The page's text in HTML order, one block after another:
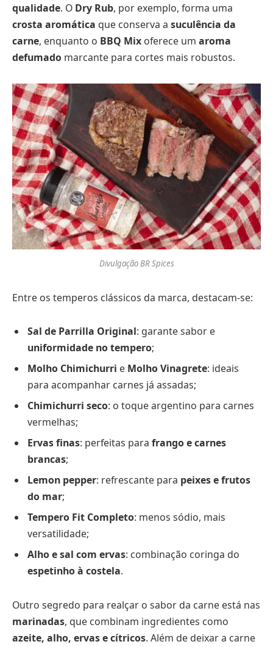
qualidade. O Dry Rub, por exemplo, forma uma
crosta aromática que conserva a suculência da
carne, enquanto o BBQ Mix oferece um aroma
defumado marcante para cortes mais robustos.
Divulgação BR Spices
Entre os temperos clássicos da marca, destacam-se:
Sal de Parrilla Original: garante sabor e
uniformidade no tempero;
Molho Chimichurri e Molho Vinagrete: ideais
para acompanhar carnes já assadas;
Chimichurri seco: o toque argentino para carnes
vermelhas;
Ervas finas: perfeitas para frango e carnes
brancas;
Lemon pepper: refrescante para peixes e frutos
do mar;
Tempero Fit Completo: menos sódio, mais
versatilidade;
Alho e sal com ervas: combinação coringa do
espetinho à costela.
Outro segredo para realçar o sabor da carne está nas
marinadas, que combinam ingredientes como
azeite, alho, ervas e cítricos. Além de deixar a carne